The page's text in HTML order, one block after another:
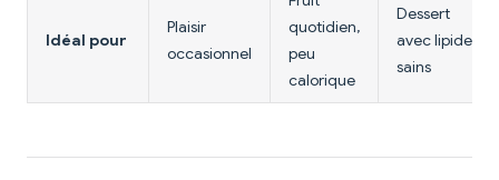
Idéal pour
Plaisir
occasionnel
quotidien,
peu
calorique
Dessert
avec lipides
sains